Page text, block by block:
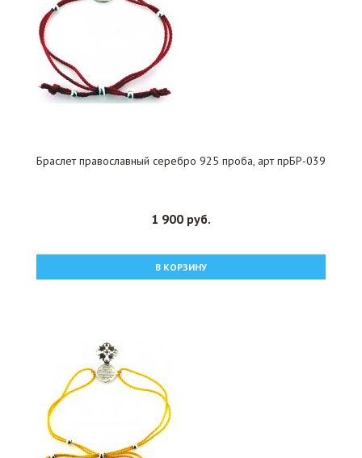
Браслет православный серебро 925 проба, арт прБР-039
1 900 руб.
В КОРЗИНУ